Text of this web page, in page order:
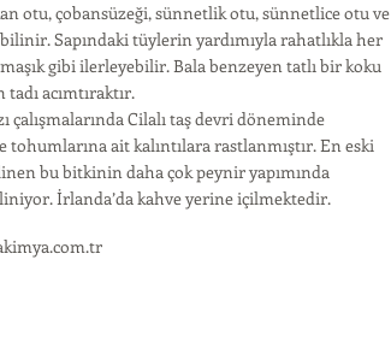
otu, çobansüzeği, sünnetlik otu, sünnetlice otu ve
Sapındaki tüylerin yardımıyla rahatlıkla her
gibi ilerleyebilir. Bala benzeyen tatlı bir koku
acımtıraktır.
çalışmalarında Cilalı taş devri döneminde
ait kalıntılara rastlanmıştır. En eski
bu bitkinin daha çok peynir yapımında
İrlanda’da kahve yerine içilmektedir.